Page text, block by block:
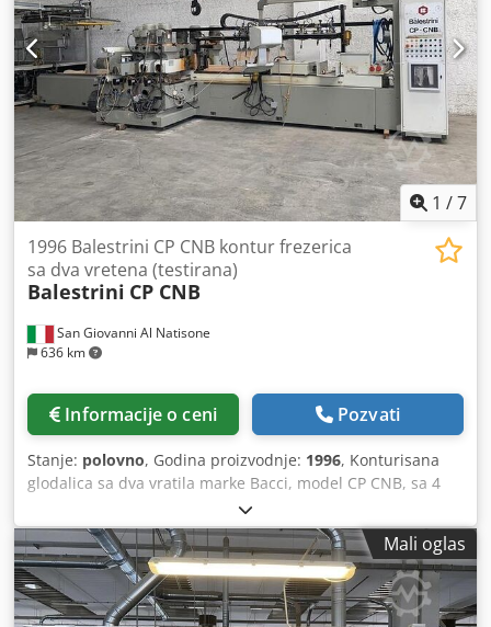
1 /7
San Giovanni Al Natisone
636 km
1996 Balestrini CP CNB kontur frezerica
sa dva vretena (testirana)
Balestrini CP CNB
Informacije o ceni Pozvati
Stanje: polovno, Godina proizvodnje: 1996, Konturisana
glodalica sa dva vratila marke Bacci, model CP CNB, sa 4
desne i 4 leve grupe (2 za glodanje i 2 za brušenje). Dsdpfx
Aaerzgppenock
Mali oglas